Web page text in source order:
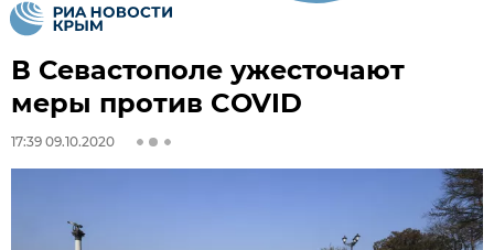
В Севастополе ужесточают
меры против COVID
17:39 09.10.2020